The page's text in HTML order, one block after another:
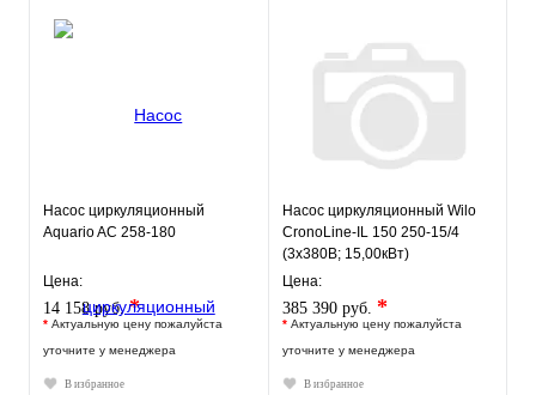
Насос циркуляционный
Aquario AC 258-180
Цена:
14 158 руб.*
* Актуальную цену пожалуйста
уточните у менеджера
В избранное
Насос циркуляционный Wilo
CronoLine-IL 150 250-15/4
(3х380В; 15,00кВт)
Цена:
385 390 руб. *
* Актуальную цену пожалуйста
уточните у менеджера
В избранное